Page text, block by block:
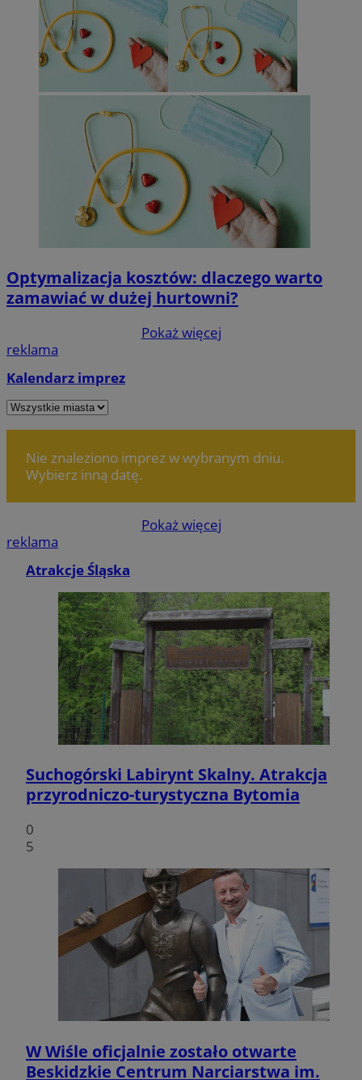
Optymalizacja kosztów: dlaczego warto
zamawiać w dużej hurtowni?
Pokaż więcej
reklama
Kalendarz imprez
Nie znaleziono imprez w wybranym dniu.
Wybierz inną datę.
Pokaż więcej
reklama
Atrakcje Śląska
Suchogórski Labirynt Skalny. Atrakcja
przyrodniczo-turystyczna Bytomia
0
5
W Wiśle oficjalnie zostało otwarte
Beskidzkie Centrum Narciarstwa im.